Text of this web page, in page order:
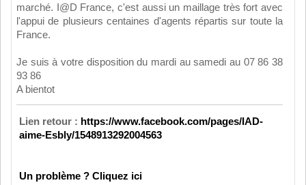
marché. I@D France, c'est aussi un maillage très fort avec
l'appui de plusieurs centaines d'agents répartis sur toute la
France.
Je suis à votre disposition du mardi au samedi au 07 86 38
93 86
A bientot
Lien retour : https://www.facebook.com/pages/IAD-
aime-Esbly/1548913292004563
Un problème ? Cliquez ici